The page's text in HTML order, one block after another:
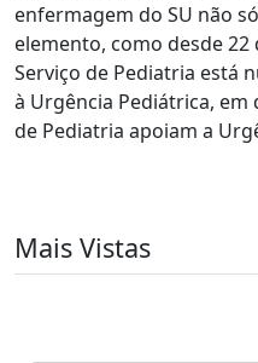
enfermagem do SU não
elemento, como desde
Serviço de Pediatria está
à Urgência Pediátrica, em
de Pediatria apoiam a
Mais Vistas